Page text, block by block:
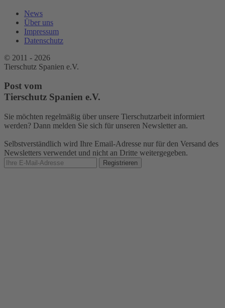
News
Über uns
Impressum
Datenschutz
© 2011 - 2026
Tierschutz Spanien e.V.
Post vom
Tierschutz Spanien e.V.
Sie möchten regelmäßig über unsere Tierschutzarbeit informiert
werden? Dann melden Sie sich für unseren Newsletter an.
Selbstverständlich wird Ihre Email-Adresse nur für den Versand des
Newsletters verwendet und nicht an Dritte weitergegeben.